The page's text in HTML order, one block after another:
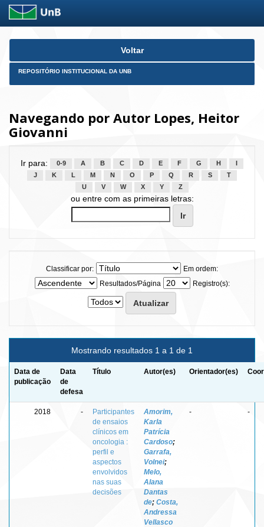
Skip
Voltar
REPOSITÓRIO INSTITUCIONAL DA UNB
Navegando por Autor Lopes, Heitor
Giovanni
Ir para: 0-9 A B C D E F G H
J
K L M N O P Q R S
T
U
V W X Y Z
ou entre com as primeiras letras:
Classificar por:
Em ordem:
Resultados/Página
Registro(s):
Mostrando resultados 1 a 1 de 1
Data de
publicação
Data
de
defesa
Título Autor(es) Orientador(es)
2018 -
Participantes
de ensaios
clínicos em
oncologia :
perfil e
aspectos
envolvidos
nas suas
decisões
Amorim,
Karla
Patrícia
Cardoso;
Garrafa,
Volnei;
Melo,
Alana
Dantas
de; Costa,
Andressa
Vellasco
- -